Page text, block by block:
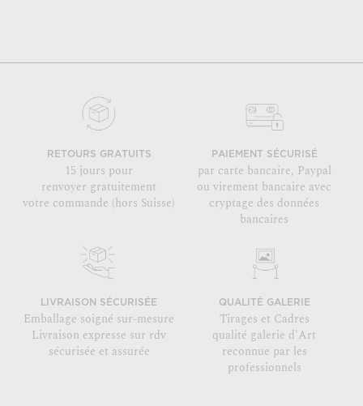
RETOURS GRATUITS
15 jours pour
renvoyer gratuitement
votre commande (hors Suisse)
PAIEMENT SÉCURISÉ
par carte bancaire, Paypal
ou virement bancaire avec
cryptage des données
bancaires
LIVRAISON SÉCURISÉE
Emballage soigné sur-mesure
Livraison expresse sur rdv
sécurisée et assurée
QUALITÉ GALERIE
Tirages et Cadres
qualité galerie d'Art
reconnue par les
professionnels